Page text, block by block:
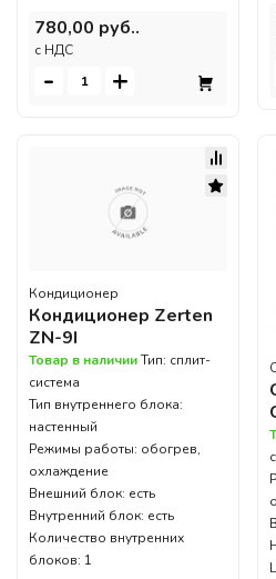
780,00 руб..
c НДС
- +
Кондиционер
Кондиционер Zerten
ZN-9I
Товар в наличииТип: сплит-
система
Тип внутреннего блока:
настенный
Режимы работы: обогрев,
охлаждение
Внешний блок: есть
Внутренний блок: есть
Количество внутренних
блоков: 1